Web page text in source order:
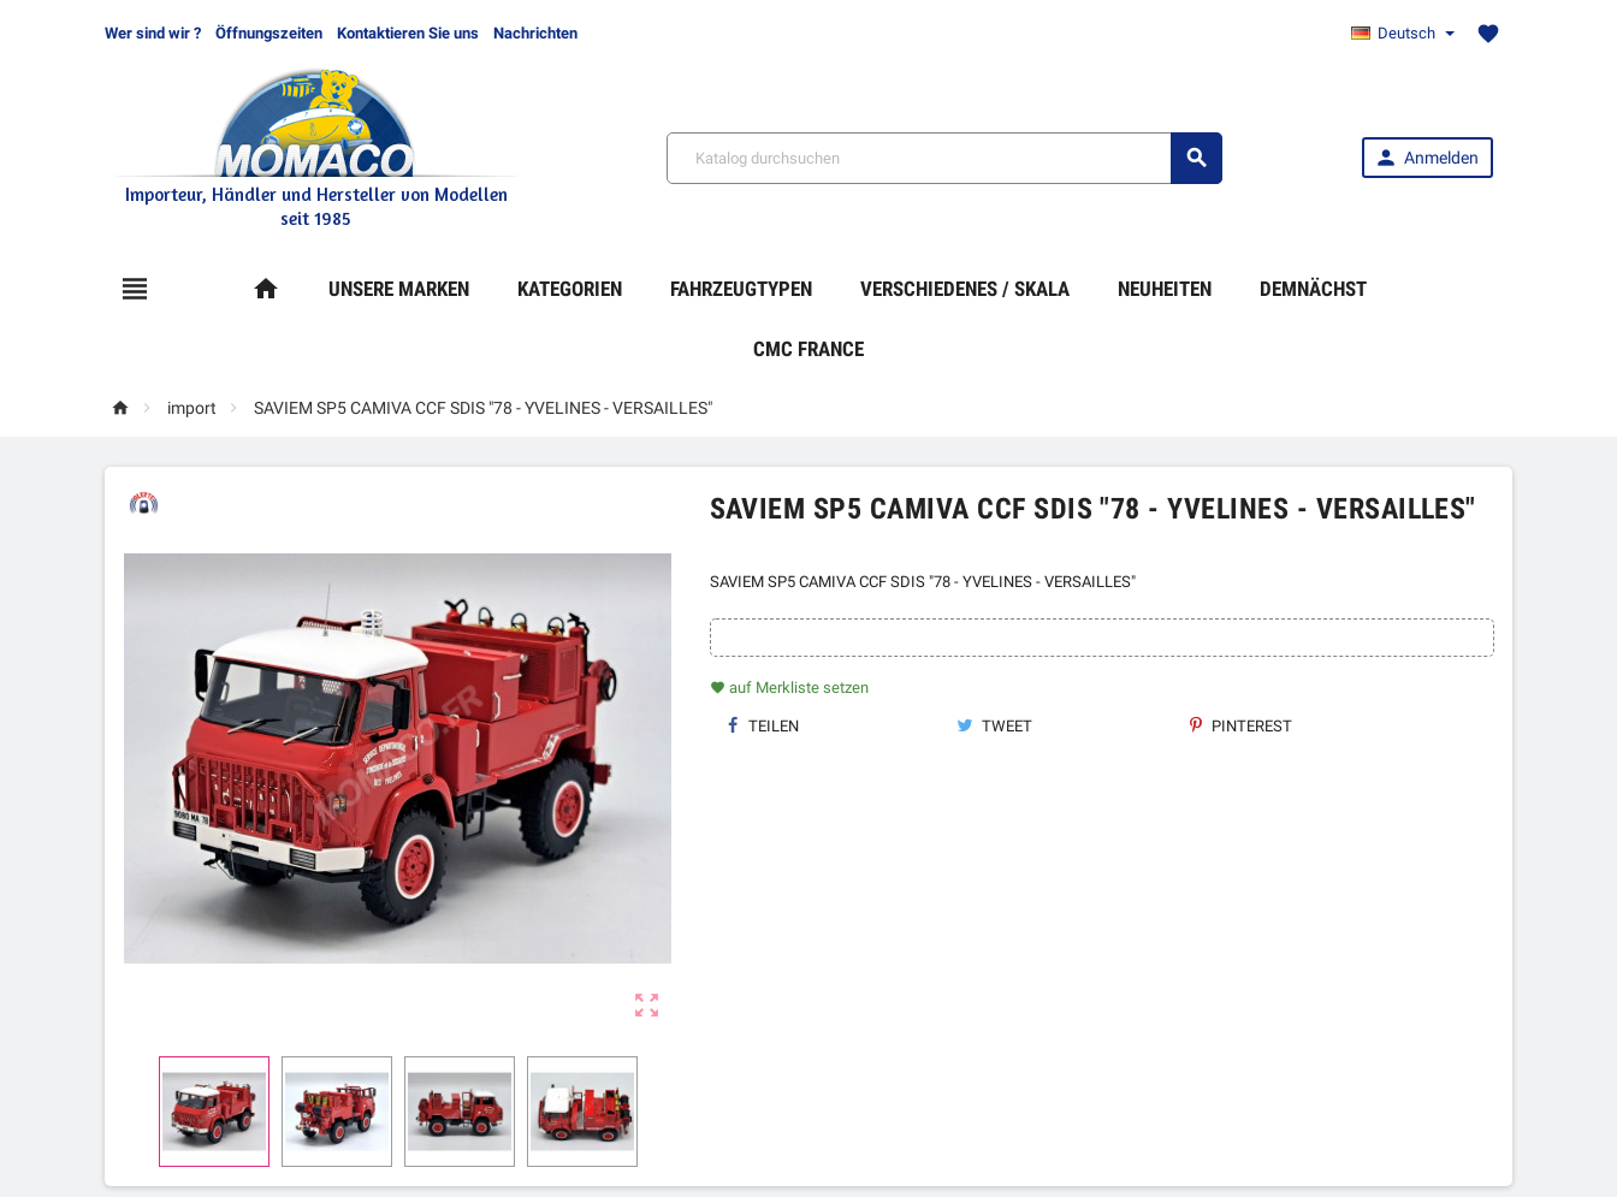
Wer sind wir ? Öffnungszeiten Kontaktieren Sie uns Nachrichten Deutsch favorite
Importeur, Händler und Hersteller von Modellen
seit 1985
  Anmelden
 home UNSERE MARKEN KATEGORIEN FAHRZEUGTYPEN VERSCHIEDENES / SKALA NEUHEITEN DEMNÄCHST
CMC FRANCE
  import  SAVIEM SP5 CAMIVA CCF SDIS "78 - YVELINES - VERSAILLES"

SAVIEM SP5 CAMIVA CCF SDIS "78 - YVELINES - VERSAILLES"
SAVIEM SP5 CAMIVA CCF SDIS "78 - YVELINES - VERSAILLES"
favorite auf Merkliste setzen
TEILEN TWEET PINTEREST